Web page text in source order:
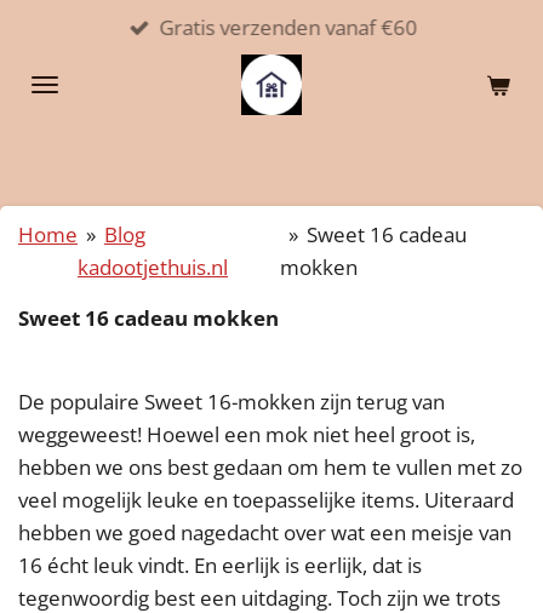
naar
Gratis verzenden vanaf €60
Home » Blog
kadootjethuis.nl
» Sweet 16 cadeau
mokken
Sweet 16 cadeau mokken
De populaire Sweet 16-mokken zijn terug van
weggeweest! Hoewel een mok niet heel groot is,
hebben we ons best gedaan om hem te vullen met zo
veel mogelijk leuke en toepasselijke items. Uiteraard
hebben we goed nagedacht over wat een meisje van
16 écht leuk vindt. En eerlijk is eerlijk, dat is
tegenwoordig best een uitdaging. Toch zijn we trots